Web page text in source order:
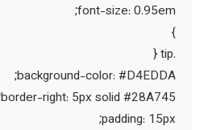
font-size: 0.95em;
}
.tip {
background-color: #D4EDDA;
border-right: 5px solid #28A745;
padding: 15px;